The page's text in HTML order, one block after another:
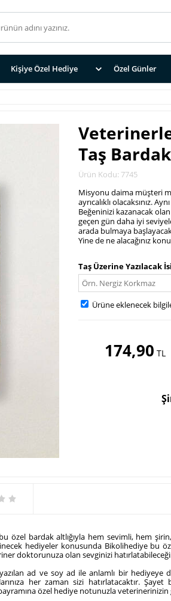
Kişiye Özel Hediye Özel Günler
Taş
Ürün Kodu: 7745
Misyonu daima müşteri
ayrıcalıklı olacaksınız.
Beğeninizi kazanacak
geçen gün daha iyi
arada bulmaya
Yine de ne alacağınız
Taş Üzerine Yazılacak
Ürüne eklenecek
174,90 TL
özel bardak altlığıyla hem sevimli, hem
hediyeler konusunda Bikolihediye bu
doktorunuza olan sevginizi
ad ve soy ad ile anlamlı bir hediyeye
her zaman sizi hatırlatacaktır.
bayramına özel hediye notunuzla